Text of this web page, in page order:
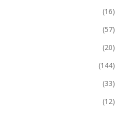
(16)
(57)
(20)
(144)
(33)
(12)